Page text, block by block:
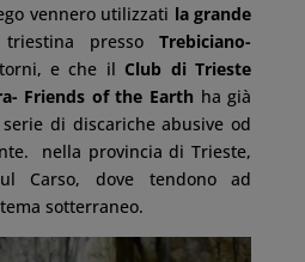
vennero utilizzati la grande
presso Trebiciano-
e che il Club di Trieste
Friends of the Earth ha già
di discariche abusive od
nella provincia di Trieste,
Carso, dove tendono ad
sotterraneo.